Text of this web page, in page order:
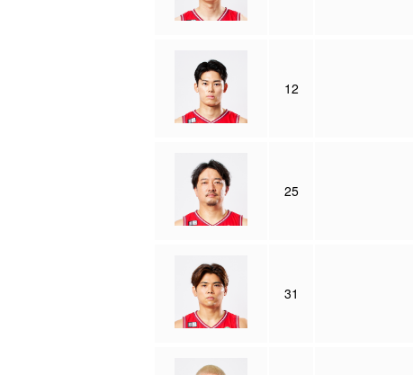
12
25
31